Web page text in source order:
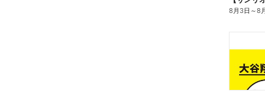
8月3日 ～8